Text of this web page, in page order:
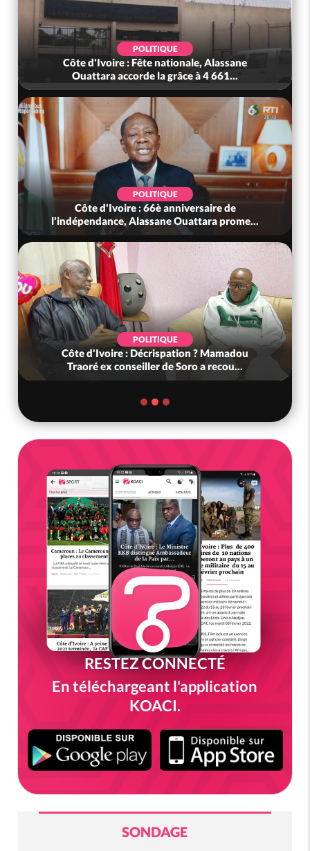
POLITIQUE
Côte d'Ivoire : Fête nationale, Alassane
Ouattara accorde la grâce à 4 661...
POLITIQUE
Côte d'Ivoire : 66è anniversaire de
l'indépendance, Alassane Ouattara prome...
POLITIQUE
Côte d'Ivoire : Décrispation ? Mamadou
Traoré ex conseiller de Soro a recou...
RESTEZ CONNECTÉ
En téléchargeant l'application
KOACI.
SONDAGE